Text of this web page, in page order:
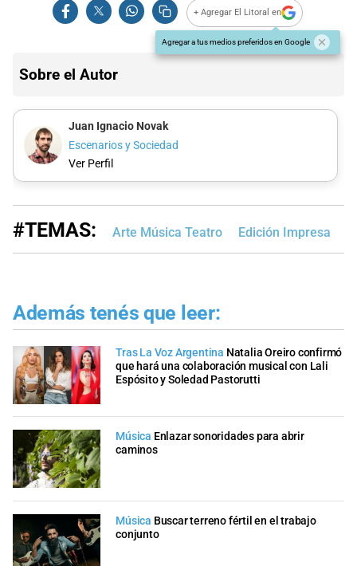
+ Agregar El Litoral en
Agregar a tus medios preferidos en Google
Sobre el Autor
Juan Ignacio Novak
Escenarios y Sociedad
Ver Perfil
#TEMAS: Arte Música Teatro Edición Impresa
Además tenés que leer:
Tras La Voz Argentina Natalia Oreiro confirmó
que hará una colaboración musical con Lali
Espósito y Soledad Pastorutti
Música Enlazar sonoridades para abrir
caminos
Música Buscar terreno fértil en el trabajo
conjunto